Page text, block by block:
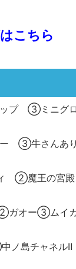
こちら
プ ③ミニグロ
③牛さんあり
ィ ②魔王の宮
ガオー③ムイ
ノ島チャネルⅡ